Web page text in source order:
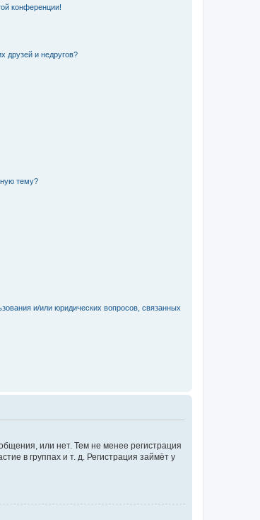
конференции!
друзей и недругов?
тему?
и/или юридических вопросов, связанных
или нет. Тем не менее регистрация
в группах и т. д. Регистрация займёт у